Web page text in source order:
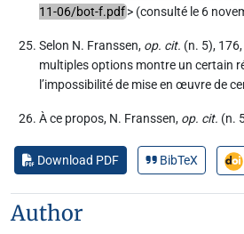
11-06/bot-f.pdf> (consulté le 6
Selon N. Franssen, op. cit. (n. 5),
multiples options montre un certain
l’impossibilité de mise en œuvre de
À ce propos, N. Franssen, op. cit. (n.
Download PDF BibTeX
Author